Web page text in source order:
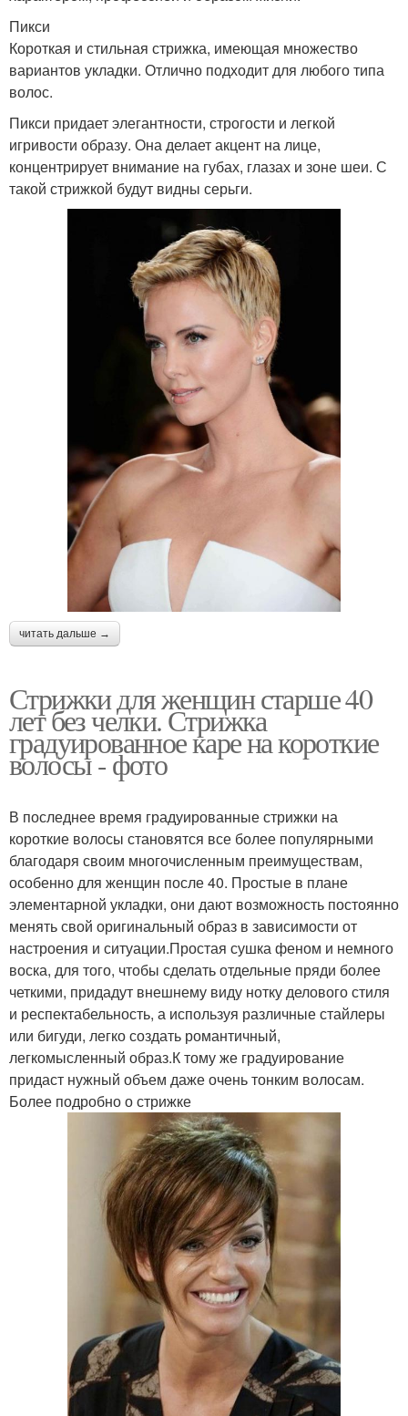
Пикси
Короткая и стильная стрижка, имеющая множество
вариантов укладки. Отлично подходит для любого типа
волос.
Пикси придает элегантности, строгости и легкой
игривости образу. Она делает акцент на лице,
концентрирует внимание на губах, глазах и зоне шеи. С
такой стрижкой будут видны серьги.
читать дальше →
Стрижки для женщин старше 40
лет без челки. Стрижка
градуированное каре на короткие
волосы - фото
В последнее время градуированные стрижки на
короткие волосы становятся все более популярными
благодаря своим многочисленным преимуществам,
особенно для женщин после 40. Простые в плане
элементарной укладки, они дают возможность постоянно
менять свой оригинальный образ в зависимости от
настроения и ситуации.Простая сушка феном и немного
воска, для того, чтобы сделать отдельные пряди более
четкими, придадут внешнему виду нотку делового стиля
и респектабельность, а используя различные стайлеры
или бигуди, легко создать романтичный,
легкомысленный образ.К тому же градуирование
придаст нужный объем даже очень тонким волосам.
Более подробно о стрижке